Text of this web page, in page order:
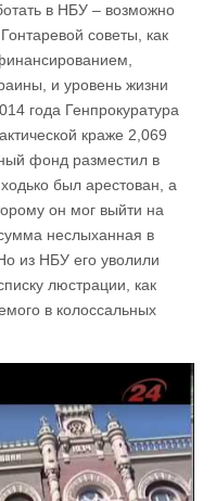
в НБУ – возможно
советы, как
и уровень жизни
года Генпрокуратура
краже 2,069
фонд разместил в
был арестован, а
он мог выйти на
неслыханная в
из НБУ его уволили
люстрации, как
в колоссальных